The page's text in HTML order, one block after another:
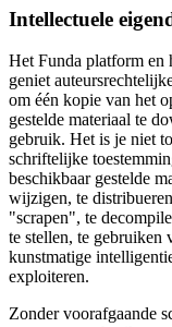
Intellectuele
Het Funda platform en
geniet
om één kopie van het
gestelde materiaal te
gebruik. Het is je niet
schriftelijke
beschikbaar gestelde
wijzigen, te
"scrapen", te
te stellen, te gebruiken
kunstmatige
exploiteren.
Zonder voorafgaande